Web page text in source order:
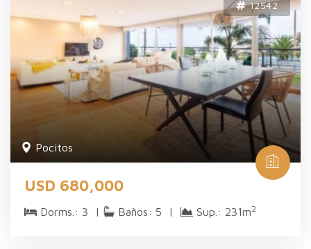
12542
Pocitos
USD 680,000
Dorms.: 3 | Baños: 5 | Sup.: 231m2